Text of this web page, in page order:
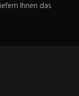
Ihnen das